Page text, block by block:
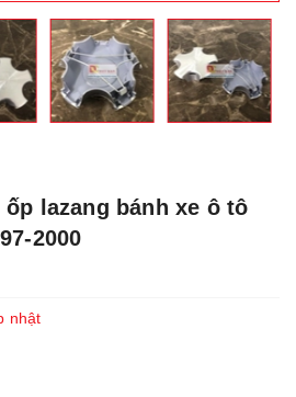
lazang bánh xe ô tô
2000
nhật